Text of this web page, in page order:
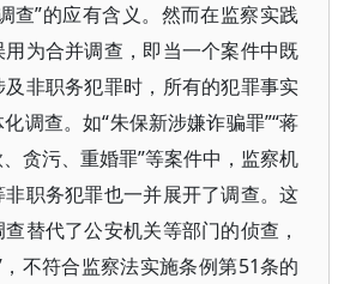
查”的应有含义。然而在监察实践
为合并调查，即当一个案件中既
非职务犯罪时，所有的犯罪事实
调查。如“朱保新涉嫌诈骗罪”“蒋
贪污、重婚罪”等案件中，监察机
职务犯罪也一并展开了调查。这
替代了公安机关等部门的侦查，
不符合监察法实施条例第51条的